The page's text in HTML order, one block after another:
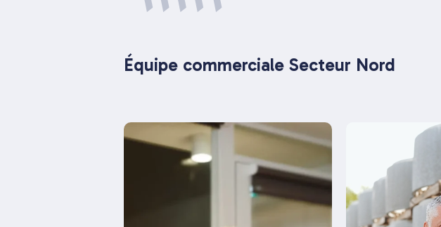
Équipe commerciale Secteur Nord